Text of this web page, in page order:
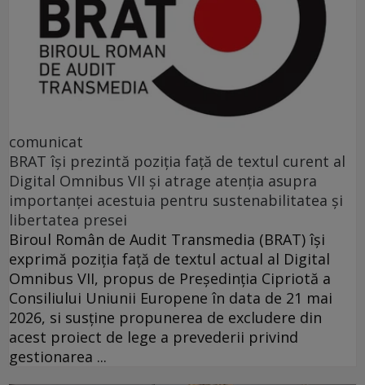
comunicat
BRAT își prezintă poziția față de textul curent al
Digital Omnibus VII și atrage atenția asupra
importanței acestuia pentru sustenabilitatea și
libertatea presei
Biroul Român de Audit Transmedia (BRAT) își
exprimă poziția față de textul actual al Digital
Omnibus VII, propus de Președinția Cipriotă a
Consiliului Uniunii Europene în data de 21 mai
2026, si susține propunerea de excludere din
acest proiect de lege a prevederii privind
gestionarea ...